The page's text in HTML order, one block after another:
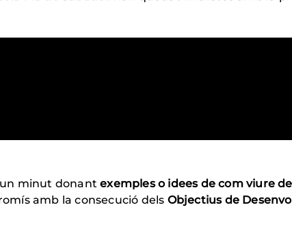
minut donantexemples o idees de com viure
amb la consecució dels Objectius de